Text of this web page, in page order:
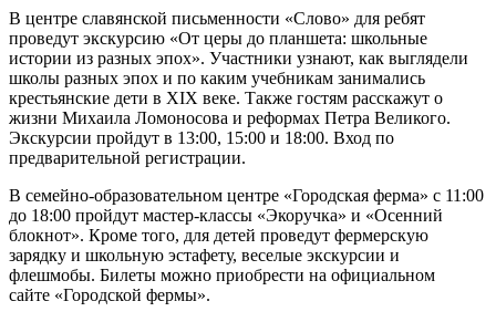
В центре славянской письменности «Слово» для ребят
проведут экскурсию «От церы до планшета: школьные
истории из разных эпох». Участники узнают, как выглядели
школы разных эпох и по каким учебникам занимались
крестьянские дети в XIX веке. Также гостям расскажут о
жизни Михаила Ломоносова и реформах Петра Великого.
Экскурсии пройдут в 13:00, 15:00 и 18:00. Вход по
предварительной регистрации.
В семейно-образовательном центре «Городская ферма» с 11:00
до 18:00 пройдут мастер-классы «Экоручка» и «Осенний
блокнот». Кроме того, для детей проведут фермерскую
зарядку и школьную эстафету, веселые экскурсии и
флешмобы. Билеты можно приобрести на официальном
сайте «Городской фермы».